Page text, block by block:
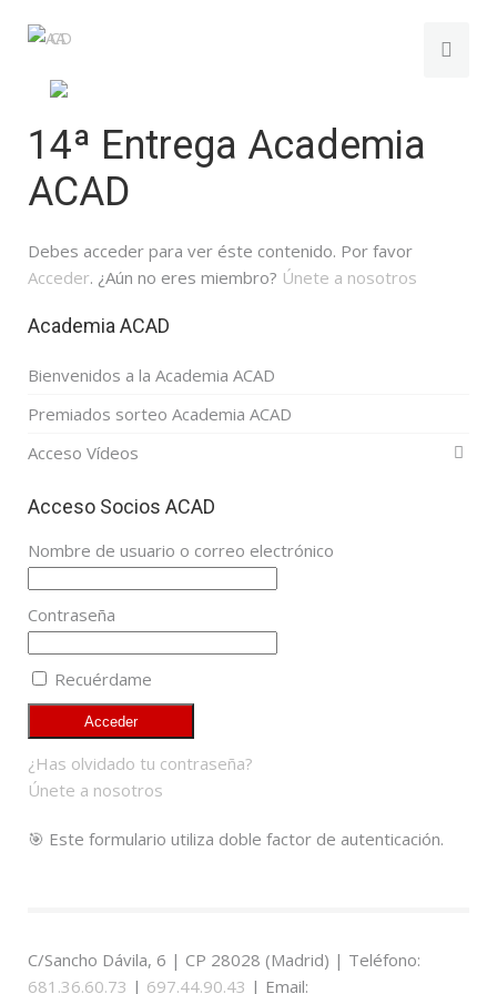
14ª Entrega Academia
ACAD
Debes acceder para ver éste contenido. Por favor
Acceder. ¿Aún no eres miembro? Únete a nosotros
Academia ACAD
Bienvenidos a la Academia ACAD
Premiados sorteo Academia ACAD
Acceso Vídeos
Acceso Socios ACAD
Nombre de usuario o correo electrónico
Contraseña
Recuérdame
¿Has olvidado tu contraseña?
Únete a nosotros
🎯 Este formulario utiliza doble factor de autenticación.
C/Sancho Dávila, 6 | CP 28028 (Madrid) | Teléfono:
681.36.60.73 | 697.44.90.43 | Email: